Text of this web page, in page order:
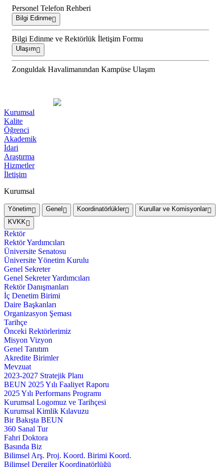
Personel Telefon Rehberi
Bilgi Edinme
Bilgi Edinme ve Rektörlük İletişim Formu
Ulaşım
Zonguldak Havalimanından Kampüse Ulaşım
Kurumsal
Kalite
Öğrenci
Akademik
İdari
Araştırma
Hizmetler
İletişim
Kurumsal
Yönetim Genel Koordinatörlükler
Kurullar ve Komisyonlar
KVKK
Rektör
Rektör Yardımcıları
Üniversite Senatosu
Üniversite Yönetim Kurulu
Genel Sekreter
Genel Sekreter Yardımcıları
Rektör Danışmanları
İç Denetim Birimi
Daire Başkanları
Organizasyon Şeması
Tarihçe
Önceki Rektörlerimiz
Misyon Vizyon
Genel Tanıtım
Akredite Birimler
Mevzuat
2023-2027 Stratejik Planı
BEUN 2025 Yılı Faaliyet Raporu
2025 Yılı Performans Programı
Kurumsal Logomuz ve Tarihçesi
Kurumsal Kimlik Kılavuzu
Bir Bakışta BEUN
360 Sanal Tur
Fahri Doktora
Basında Biz
Bilimsel Arş. Proj. Koord. Birimi Koord.
Bilimsel Dergiler Koordinatörlüğü